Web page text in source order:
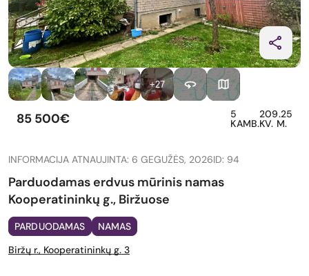
+27
85 500€ 5
KAMB.
209.25
KV. M.
INFORMACIJA ATNAUJINTA: 6 GEGUŽĖS, 2026ID: 94
Parduodamas erdvus mūrinis namas
Kooperatininkų g., Biržuose
PARDUODAMAS
NAMAS
Biržų r., Kooperatininkų g. 3